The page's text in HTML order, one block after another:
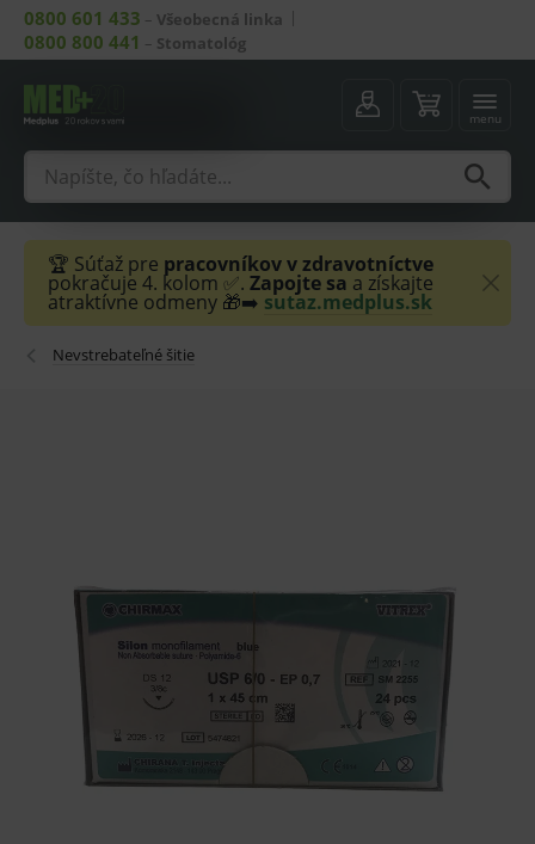
0800 601 433 – Všeobecná linka
0800 800 441 – Stomatológ
menu
🏆 Súťaž pre pracovníkov v zdravotníctve
pokračuje 4. kolom ✅. Zapojte sa a získajte
atraktívne odmeny 🎁➡️ sutaz.medplus.sk
Nevstrebateľné šitie